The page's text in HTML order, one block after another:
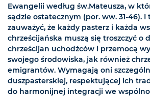
Ewangelii według św.Mateusza, w
sądzie ostatecznym (por. ww. 31-46).
zauważyć, że każdy pasterz i każda
chrześcijańska muszą się troszczyć o
chrześcijan uchodźców i przemocą
swojego środowiska, jak również
emigrantów. Wymagają oni
duszpasterskiej, respektującej ich
do harmonijnej integracji we